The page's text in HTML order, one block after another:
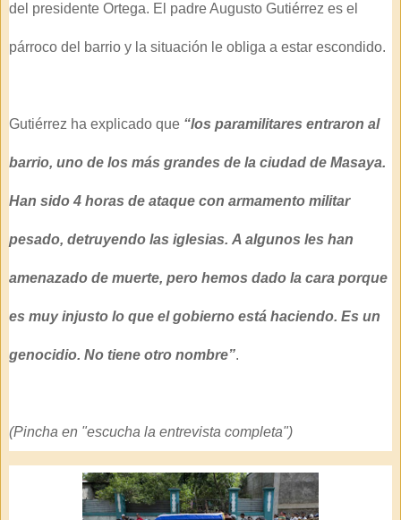
del presidente Ortega. El padre Augusto Gutiérrez es el
párroco del barrio y la situación le obliga a estar escondido.
Gutiérrez ha explicado que “los paramilitares entraron al
barrio, uno de los más grandes de la ciudad de Masaya.
Han sido 4 horas de ataque con armamento militar
pesado, detruyendo las iglesias. A algunos les han
amenazado de muerte, pero hemos dado la cara porque
es muy injusto lo que el gobierno está haciendo. Es un
genocidio. No tiene otro nombre”.
(Pincha en "escucha la entrevista completa")